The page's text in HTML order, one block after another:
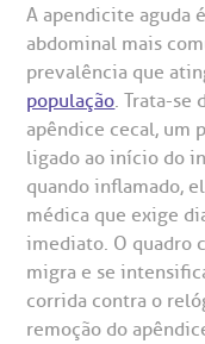
de exames
de Exames
A Ouvidoria e SAC são
suas dúvidas, registrar
relacionados ao nosso
Horário de atendimento: 2ª
(11)3505-1000
Endereço:
Rua Maestro Cardim,
CEP: 01323-001 | Bela
São Paulo - SP
de conduta
social da BP
de Infarto
de Visita
socorro
de cópia
de Excelência
de Excelência
especialidades
A apendicite aguda
abdominal mais
prevalência que
população. Trata-se
apêndice cecal, um
ligado ao início do
quando inflamado,
médica que exige
imediato. O quadro
migra e se
corrida contra o
remoção do